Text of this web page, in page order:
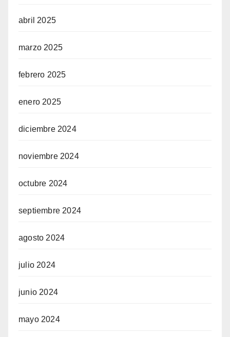
abril 2025
marzo 2025
febrero 2025
enero 2025
diciembre 2024
noviembre 2024
octubre 2024
septiembre 2024
agosto 2024
julio 2024
junio 2024
mayo 2024